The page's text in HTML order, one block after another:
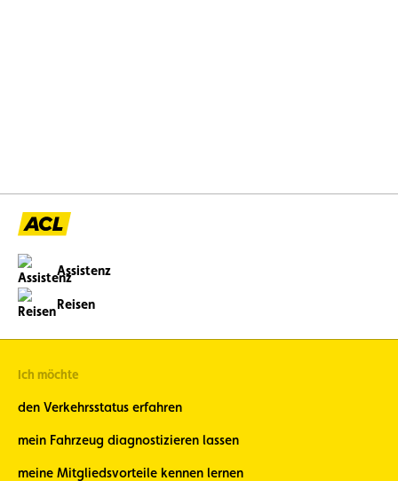
Assistenz
Reisen
Ich möchte
den Verkehrsstatus erfahren
mein Fahrzeug diagnostizieren lassen
meine Mitgliedsvorteile kennen lernen